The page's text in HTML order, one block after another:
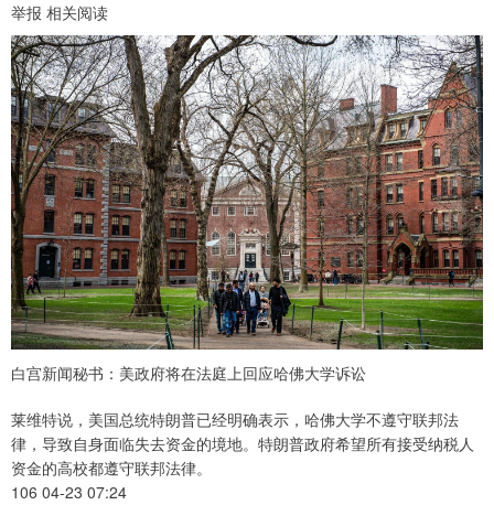
举报 相关阅读
白宫新闻秘书：美政府将在法庭上回应哈佛大学诉讼
莱维特说，美国总统特朗普已经明确表示，哈佛大学不遵守联邦法
律，导致自身面临失去资金的境地。特朗普政府希望所有接受纳税人
资金的高校都遵守联邦法律。
106 04-23 07:24